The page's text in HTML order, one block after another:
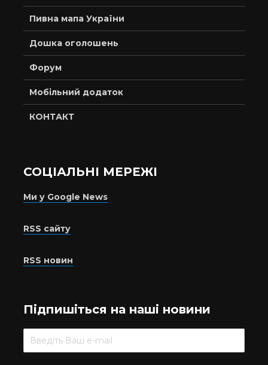
Пивна мапа України
Дошка оголошень
Форум
Мобільний додаток
КОНТАКТ
СОЦІАЛЬНІ МЕРЕЖІ
Ми у Google News
RSS сайту
RSS новин
Підпишіться на наші новини